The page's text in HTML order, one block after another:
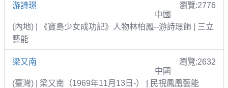
游詩璟
瀏覽:2776
中國
(內地) | 《寶島少女成功記》人物林柏鳳--游詩璟飾 | 三立
藝能
梁又南
瀏覽:2632
中國
(臺灣) | 梁又南（1969年11月13日-） | 民視鳳凰藝能